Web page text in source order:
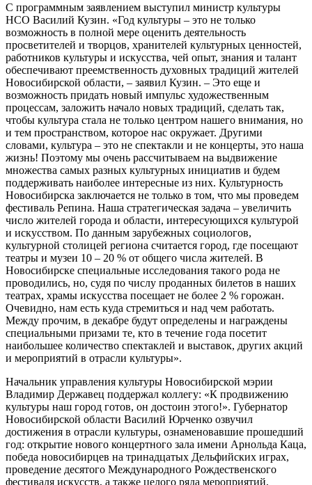
С программным заявлением выступил министр культуры
НСО Василий Кузин. «Год культуры – это не только
возможность в полной мере оценить деятельность
просветителей и творцов, хранителей культурных ценностей,
работников культуры и искусства, чей опыт, знания и талант
обеспечивают преемственность духовных традиций жителей
Новосибирской области, – заявил Кузин. – Это еще и
возможность придать новый импульс художественным
процессам, заложить начало новых традиций, сделать так,
чтобы культура стала не только центром нашего внимания, но
и тем пространством, которое нас окружает. Другими
словами, культура – это не спектакли и не концерты, это наша
жизнь! Поэтому мы очень рассчитываем на выдвижение
множества самых разных культурных инициатив и будем
поддерживать наиболее интересные из них. Культурность
Новосибирска заключается не только в том, что мы проведем
фестиваль Репина. Наша стратегическая задача – увеличить
число жителей города и области, интересующихся культурой
и искусством. По данным зарубежных социологов,
культурной столицей региона считается город, где посещают
театры и музеи 10 – 20 % от общего числа жителей. В
Новосибирске специальные исследования такого рода не
проводились, но, судя по числу проданных билетов в наших
театрах, храмы искусства посещает не более 2 % горожан.
Очевидно, нам есть куда стремиться и над чем работать.
Между прочим, в декабре будут определены и награждены
специальными призами те, кто в течение года посетит
наибольшее количество спектаклей и выставок, других акций
и мероприятий в отрасли культуры».
Начальник управления культуры Новосибирской мэрии
Владимир Державец поддержал коллегу: «К продвижению
культуры наш город готов, он достоин этого!». Губернатор
Новосибирской области Василий Юрченко озвучил
достижения в отрасли культуры, ознаменовавшие прошедший
год: открытие нового концертного зала имени Арнольда Каца,
победа новосибирцев на тринадцатых Дельфийских играх,
проведение десятого Международного Рождественского
фестиваля искусств, а также целого ряда мероприятий,